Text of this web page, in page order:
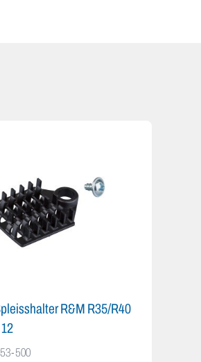
R&M R35/R40
500